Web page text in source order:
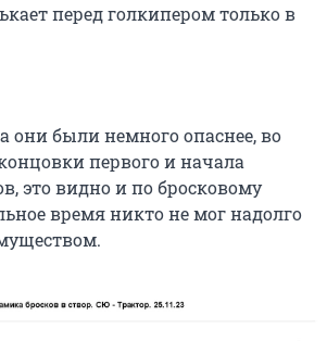
перед голкипером только в
они были немного опаснее, во
первого и начала
это видно и по бросковому
время никто не мог надолго